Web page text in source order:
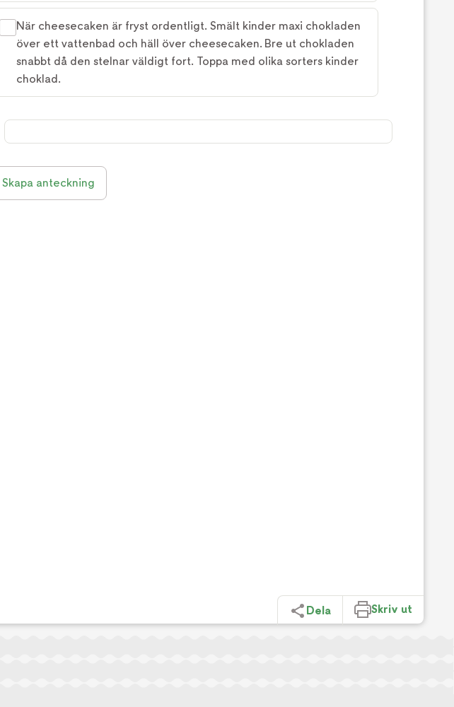
När cheesecaken är fryst ordentligt. Smält kinder maxi chokladen
över ett vattenbad och häll över cheesecaken. Bre ut chokladen
snabbt då den stelnar väldigt fort. Toppa med olika sorters kinder
choklad.
Skapa anteckning
Dela Skriv ut